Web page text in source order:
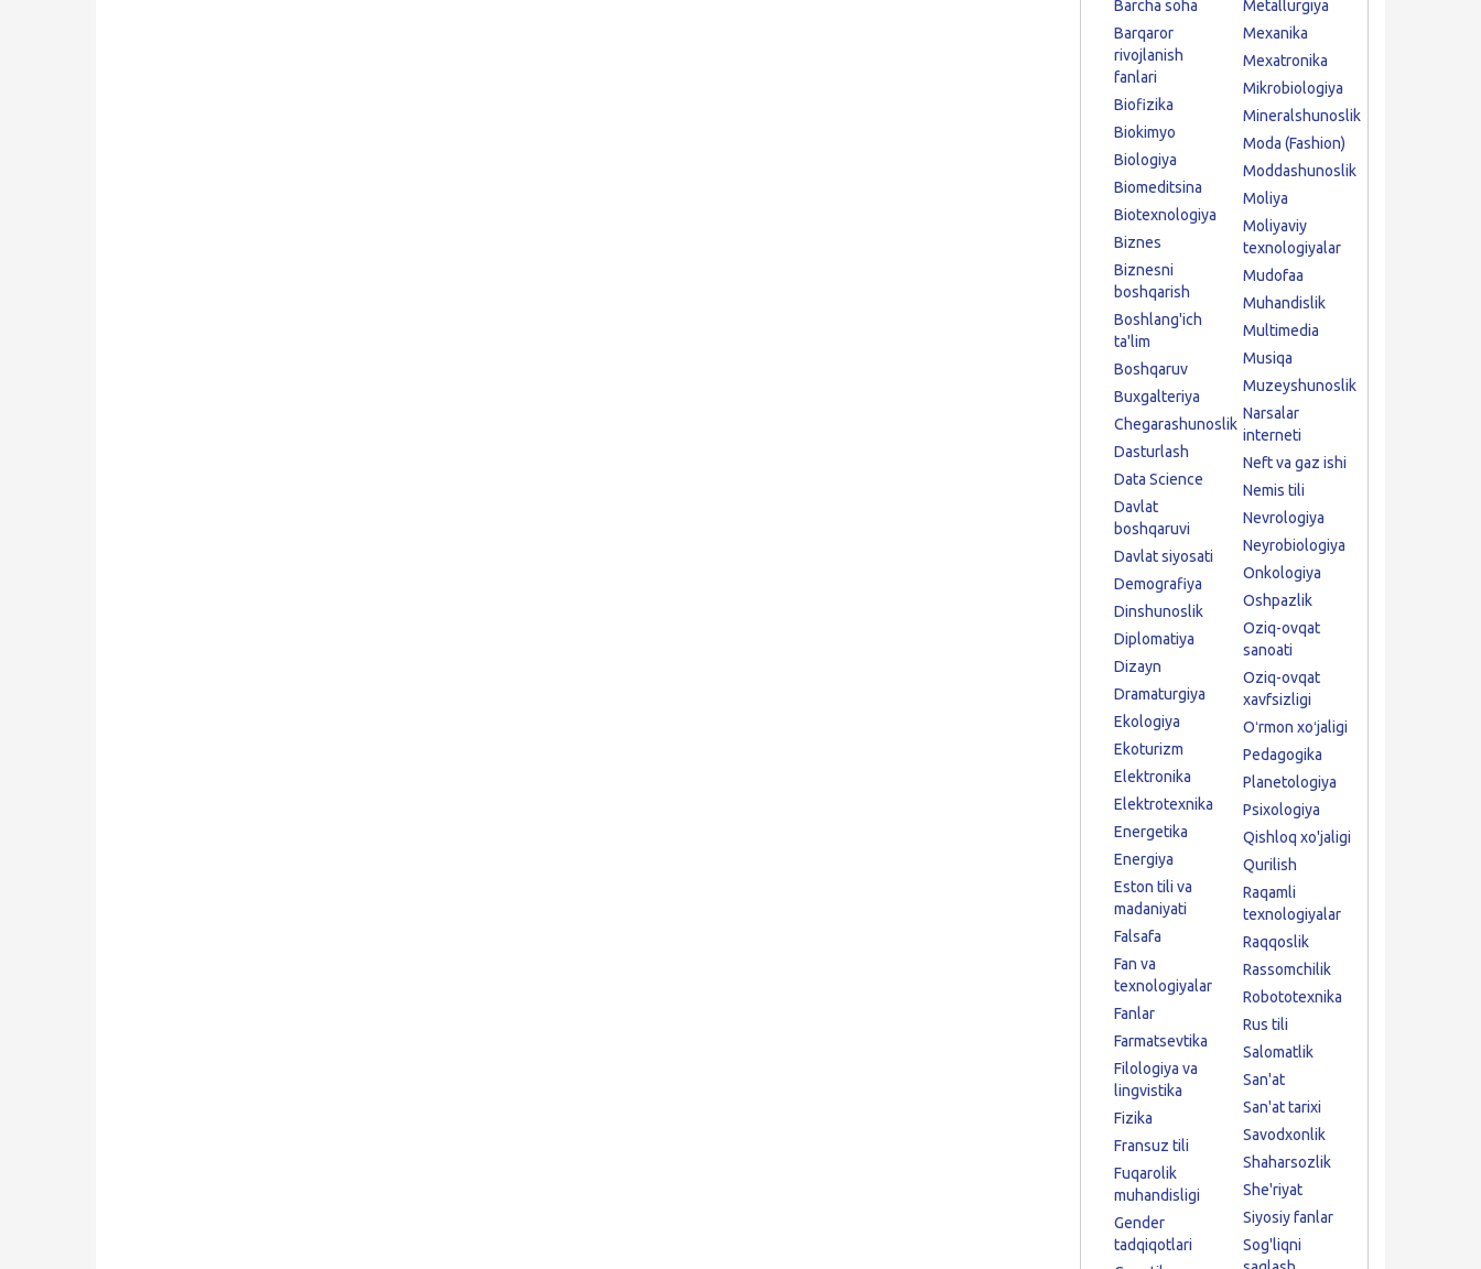
Barcha soha
Barqaror
rivojlanish
fanlari
Biofizika
Biokimyo
Biologiya
Biomeditsina
Biotexnologiya
Biznes
Biznesni
boshqarish
Boshlang'ich
ta'lim
Boshqaruv
Buxgalteriya
Chegarashunoslik
Dasturlash
Data Science
Davlat
boshqaruvi
Davlat siyosati
Demografiya
Dinshunoslik
Diplomatiya
Dizayn
Dramaturgiya
Ekologiya
Ekoturizm
Elektronika
Elektrotexnika
Energetika
Energiya
Eston tili va
madaniyati
Falsafa
Fan va
texnologiyalar
Fanlar
Farmatsevtika
Filologiya va
lingvistika
Fizika
Fransuz tili
Fuqarolik
muhandisligi
Gender
tadqiqotlari
Metallurgiya
Mexanika
Mexatronika
Mikrobiologiya
Mineralshunoslik
Moda (Fashion)
Moddashunoslik
Moliya
Moliyaviy
texnologiyalar
Mudofaa
Muhandislik
Multimedia
Musiqa
Muzeyshunoslik
Narsalar
interneti
Neft va gaz ishi
Nemis tili
Nevrologiya
Neyrobiologiya
Onkologiya
Oshpazlik
Oziq-ovqat
sanoati
Oziq-ovqat
xavfsizligi
Oʻrmon xoʻjaligi
Pedagogika
Planetologiya
Psixologiya
Qishloq xo'jaligi
Qurilish
Raqamli
texnologiyalar
Raqqoslik
Rassomchilik
Robototexnika
Rus tili
Salomatlik
San'at
San'at tarixi
Savodxonlik
Shaharsozlik
She'riyat
Siyosiy fanlar
Sog'liqni